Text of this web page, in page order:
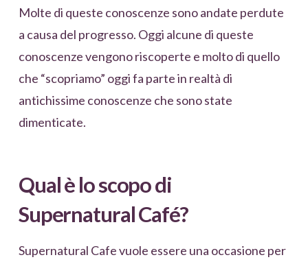
Molte di queste conoscenze sono andate perdute
a causa del progresso. Oggi alcune di queste
conoscenze vengono riscoperte e molto di quello
che “scopriamo” oggi fa parte in realtà di
antichissime conoscenze che sono state
dimenticate.
Qual è lo scopo di
Supernatural Café?
Supernatural Cafe vuole essere una occasione per